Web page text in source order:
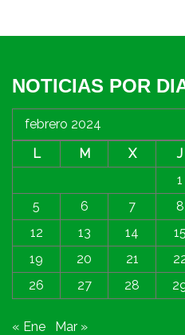
NOTICIAS POR
febrero 2024
L
M X J
1
5
6 7 8
12
13 14 15
19
20 21
26
27 28
« Ene Mar »